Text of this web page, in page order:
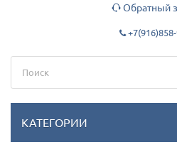
Обратный
КАТЕГОРИИ